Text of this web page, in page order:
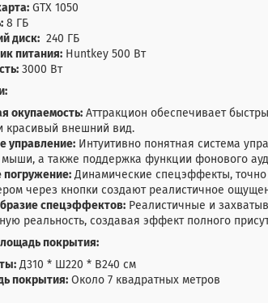
GTX 1050
8 ГБ
диск: 240 ГБ
питания: Huntkey 500 Вт
3000 Вт
окупаемость: Аттракцион обеспечивает
красивый внешний вид.
управление: Интуитивно понятная система
а также поддержка функции фонового
погружение: Динамические спецэффекты,
через кнопки создают реалистичное
спецэффектов: Реалистичные и
реальность, создавая эффект полного
покрытия:
Д310 * Ш220 * В240 см
покрытия: Около 7 квадратных метров